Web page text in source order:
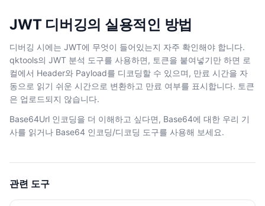
JWT 디버깅의 실용적인 방법
디버깅 시에는 JWT에 무엇이 들어있는지 자주 확인해야 합니다.
qktools의 JWT 분석 도구를 사용하면, 토큰을 붙여넣기만 하면 로
컬에서 Header와 Payload를 디코딩할 수 있으며, 만료 시간을 자
동으로 읽기 쉬운 시간으로 변환하고 만료 여부를 표시합니다. 토큰
은 업로드되지 않습니다.
Base64Url 인코딩을 더 이해하고 싶다면, Base64에 대한 우리 기
사를 읽거나 Base64 인코딩/디코딩 도구를 사용해 보세요.
관련 도구